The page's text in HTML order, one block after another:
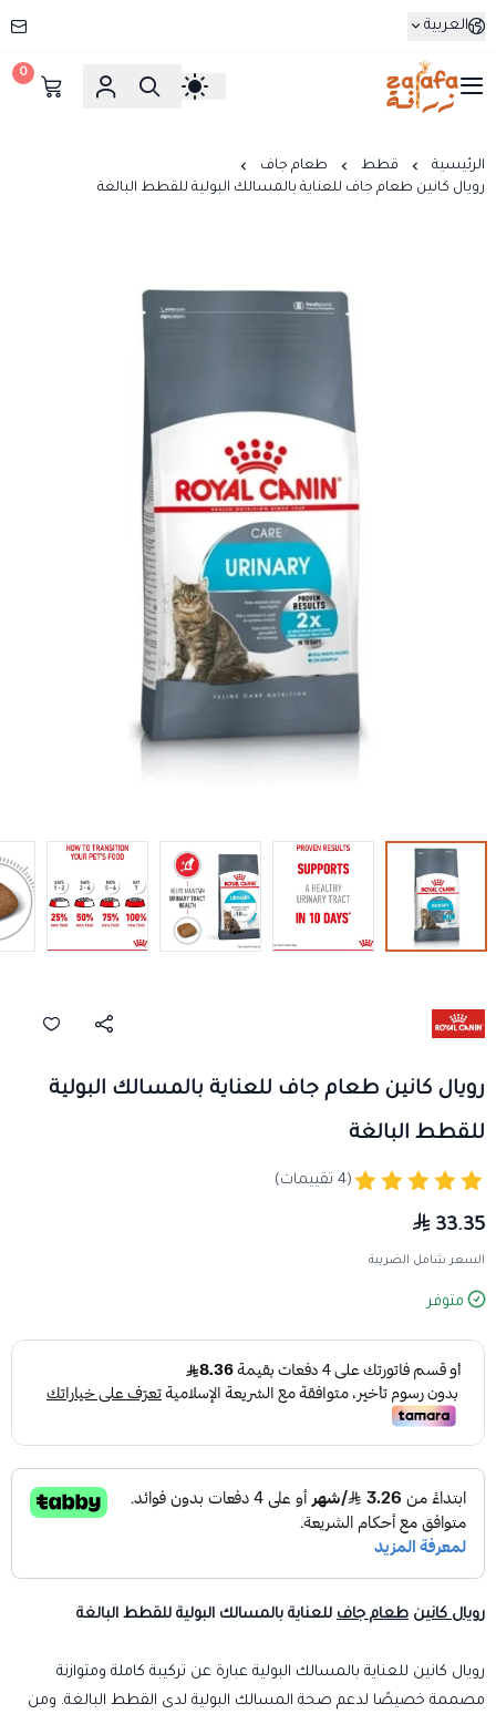
العربية
زرافة
0
الرئيسية قطط
طعام جاف
رويال كانين طعام جاف للعناية بالمسالك البولية للقطط البالغة
رويال كانين طعام جاف للعناية بالمسالك البولية
للقطط البالغة
(4 تقييمات)
33.35
السعر شامل الضريبة
متوفر
رويال كانين طعام جاف للعناية بالمسالك البولية للقطط البالغة
رويال كانين للعناية بالمسالك البولية عبارة عن تركيبة كاملة ومتوازنة
مصممة خصيصًا لدعم صحة المسالك البولية لدى القطط البالغة. ومن